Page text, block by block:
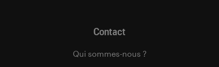
Contact
Qui sommes-nous ?